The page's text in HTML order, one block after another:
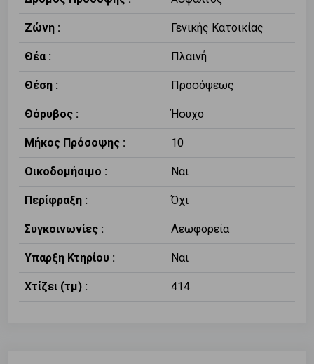
Ζώνη : Γενικής Κατοικίας
Θέα : Πλαινή
Θέση : Προσόψεως
Θόρυβος : Ήσυχο
Μήκος Πρόσοψης : 10
Οικοδομήσιμο : Ναι
Περίφραξη : Όχι
Συγκοινωνίες : Λεωφορεία
Υπαρξη Κτηρίου : Ναι
Χτίζει (τμ) : 414